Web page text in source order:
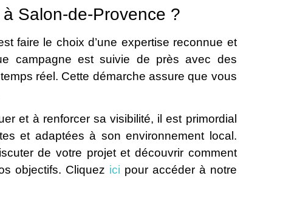
Salon-de-Provence ?
faire le choix d’une expertise reconnue et
campagne est suivie de près avec des
réel. Cette démarche assure que vous
et à renforcer sa visibilité, il est primordial
et adaptées à son environnement local.
de votre projet et découvrir comment
objectifs. Cliquez ici pour accéder à notre